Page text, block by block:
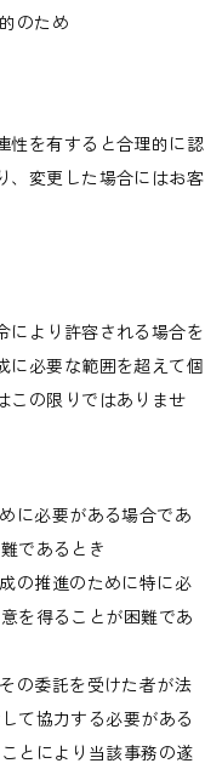
のため
性を有すると合理的に認
、変更した場合にはお客
により許容される場合を
に必要な範囲を超えて個
この限りではありませ
に必要がある場合であ
であるとき
の推進のために特に必
を得ることが困難であ
の委託を受けた者が法
て協力する必要がある
とにより当該事務の遂